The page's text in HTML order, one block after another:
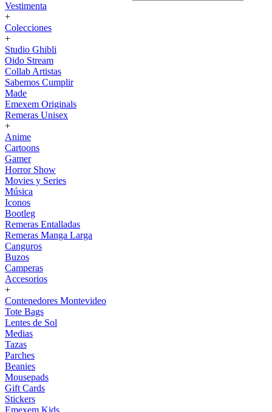
Vestimenta
+
Colecciones
+
Studio Ghibli
Oido Stream
Collab Artistas
Sabemos Cumplir
Made
Emexem Originals
Remeras Unisex
+
Anime
Cartoons
Gamer
Horror Show
Movies y Series
Música
Iconos
Bootleg
Remeras Entalladas
Remeras Manga Larga
Canguros
Buzos
Camperas
Accesorios
+
Contenedores Montevideo
Tote Bags
Lentes de Sol
Medias
Tazas
Parches
Beanies
Mousepads
Gift Cards
Stickers
Emexem Kids